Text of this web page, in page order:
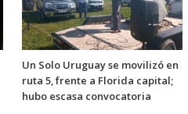
Un Solo Uruguay se movilizó en
ruta 5, frente a Florida capital;
hubo escasa convocatoria